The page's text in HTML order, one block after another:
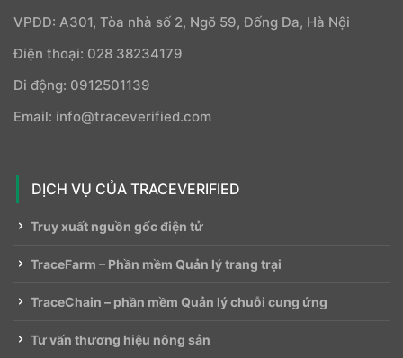
VPĐD: A301, Tòa nhà số 2, Ngõ 59, Đống Đa, Hà Nội
Điện thoại: 028 38234179
Di động: 0912501139
Email: info@traceverified.com
DỊCH VỤ CỦA TRACEVERIFIED
Truy xuất nguồn gốc điện tử
TraceFarm – Phần mềm Quản lý trang trại
TraceChain – phần mềm Quản lý chuỗi cung ứng
Tư vấn thương hiệu nông sản